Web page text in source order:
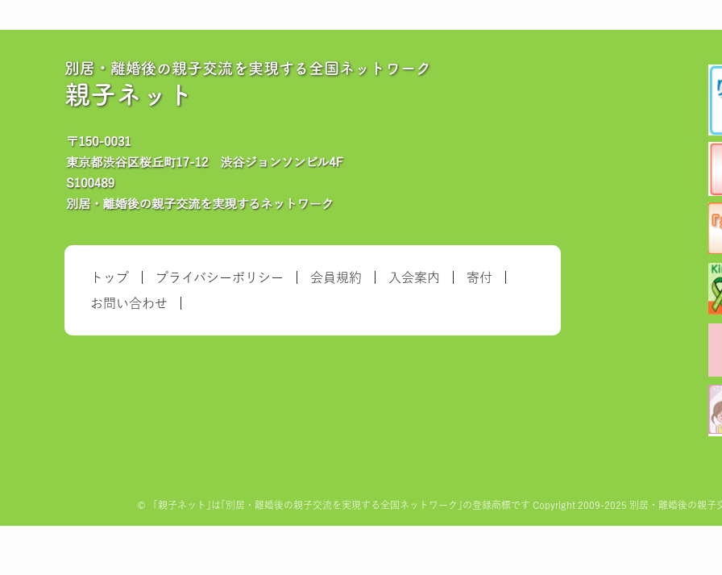
別居・離婚後の親子交流を実現する全国ネットワーク
親子ネット
トップ プライバシーポリシー 会員規約 入会案内
寄付
お問い合わせ
© 「親子ネット｣は｢別居・離婚後の親子交流を実現する全国ネットワーク｣の登録商標です Copyright 2009-2025 別居・離婚後の親